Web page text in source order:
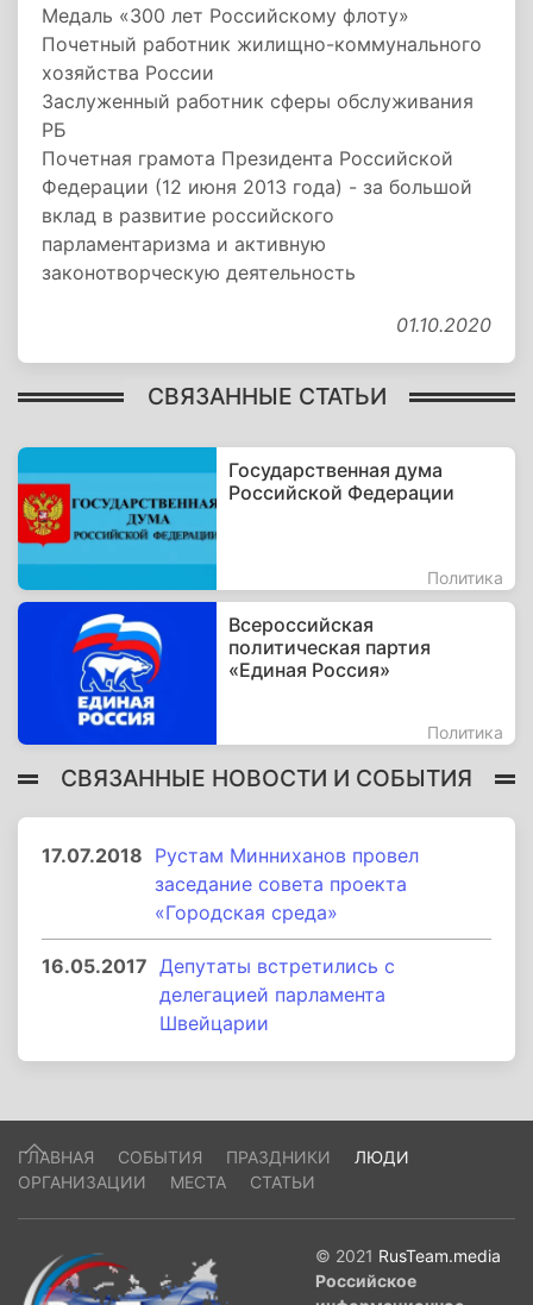
Медаль «300 лет Российскому флоту»
Почетный работник жилищно-коммунального
хозяйства России
Заслуженный работник сферы обслуживания
РБ
Почетная грамота Президента Российской
Федерации (12 июня 2013 года) - за большой
вклад в развитие российского
парламентаризма и активную
законотворческую деятельность
01.10.2020
СВЯЗАННЫЕ СТАТЬИ
Государственная дума
Российской Федерации
Политика
Всероссийская
политическая партия
«Единая Россия»
Политика
СВЯЗАННЫЕ НОВОСТИ И СОБЫТИЯ
17.07.2018 Рустам Минниханов провел
заседание совета проекта
«Городская среда»
16.05.2017 Депутаты встретились с
делегацией парламента
Швейцарии
ГЛАВНАЯ СОБЫТИЯ ПРАЗДНИКИ
ЛЮДИ
ОРГАНИЗАЦИИ
МЕСТА СТАТЬИ
© 2021 RusTeam.media
Российское